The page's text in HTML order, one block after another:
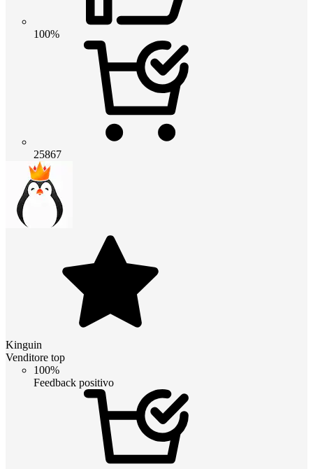
100%
25867
Kinguin
Venditore top
100%
Feedback positivo